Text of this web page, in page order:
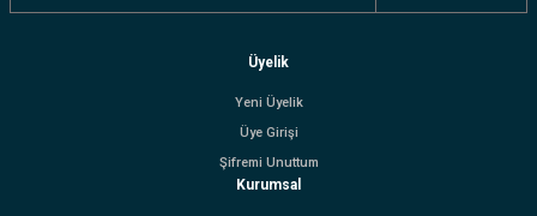
Üyelik
Yeni Üyelik
Üye Girişi
Şifremi Unuttum
Kurumsal